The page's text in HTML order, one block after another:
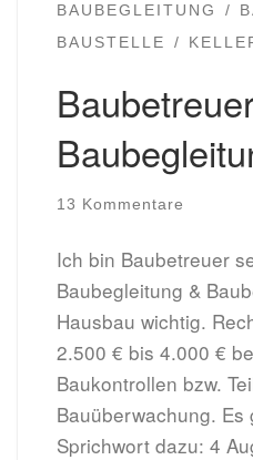
BAUBEGLEITUNG
BAUSTELLE
13 Kommentare
Ich bin Baubetreuer
Baubegleitung &
Hausbau wichtig.
2.500 € bis 4.000 €
Baukontrollen bzw.
Bauüberwachung.
Sprichwort dazu: 4